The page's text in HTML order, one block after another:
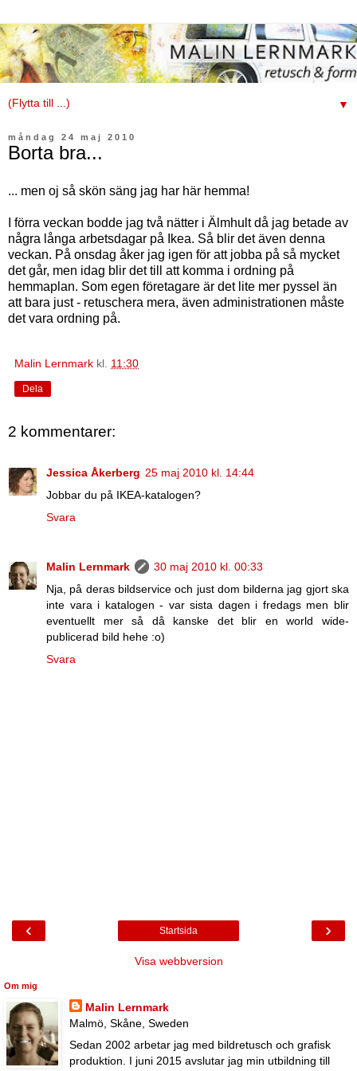
▼
måndag 24 maj 2010
Borta bra...
... men oj så skön säng jag har här hemma!
I förra veckan bodde jag två nätter i Älmhult då jag betade av
några långa arbetsdagar på Ikea. Så blir det även denna
veckan. På onsdag åker jag igen för att jobba på så mycket
det går, men idag blir det till att komma i ordning på
hemmaplan. Som egen företagare är det lite mer pyssel än
att bara just - retuschera mera, även administrationen måste
det vara ordning på.
Malin Lernmark kl. 11:30
Dela
2 kommentarer:
Jessica Åkerberg 25 maj 2010 kl. 14:44
Jobbar du på IKEA-katalogen?
Svara
Malin Lernmark
30 maj 2010 kl. 00:33
Nja, på deras bildservice och just dom bilderna jag gjort ska
inte vara i katalogen - var sista dagen i fredags men blir
eventuellt mer så då kanske det blir en world wide-
publicerad bild hehe :o)
Svara
‹ ›
Startsida
Visa webbversion
Om mig
Malin Lernmark
Malmö, Skåne, Sweden
Sedan 2002 arbetar jag med bildretusch och grafisk
produktion. I juni 2015 avslutar jag min utbildning till